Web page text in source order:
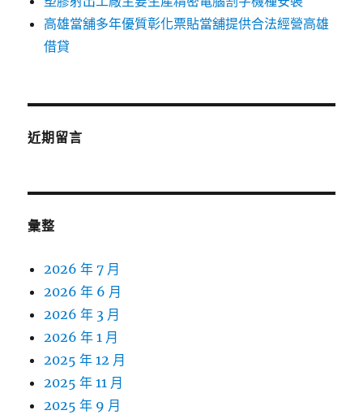
高雄當舖多年優質彰化票貼當舖提供合法經營高雄
借貸
近期留言
彙整
2026 年 7 月
2026 年 6 月
2026 年 3 月
2026 年 1 月
2025 年 12 月
2025 年 11 月
2025 年 9 月